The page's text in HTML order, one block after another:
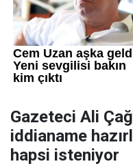
Gazeteci Ali
iddianame
hapsi isteniyor